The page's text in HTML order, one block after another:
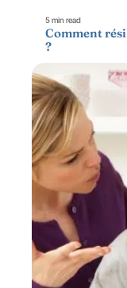
5 min read
Comment
?